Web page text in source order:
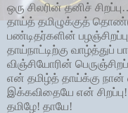
ஒரு சிலரின் தனிச்
தாய்த் தமிழுக்குத்
பண்டிதர்களின் பழஞ்சிறப்பு
தாய்நாட்டிற்கு வாழ்த்துப்
விஞ்சியோரின்
என் தமிழ்த் தாய்க்கு நான்
இக்கவிதையே என் சிறப்பு!
தமிழே! தாயே!